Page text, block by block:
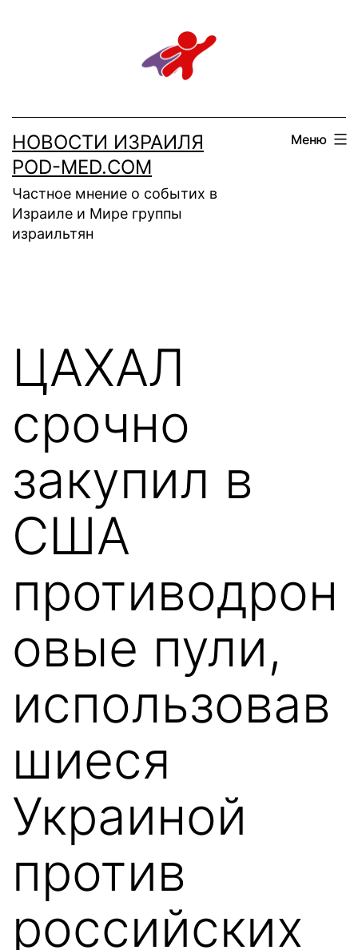
НОВОСТИ ИЗРАИЛЯ
POD-MED.COM
Частное мнение о событих в
Израиле и Мире группы
израильтян
Меню
ЦАХАЛ
срочно
закупил в
США
противодрон
овые пули,
использовав
шиеся
Украиной
против
российских